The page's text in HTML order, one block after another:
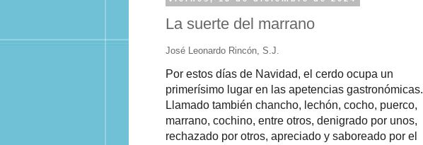
La suerte del marrano
José Leonardo Rincón, S.J.
Por estos días de Navidad, el cerdo ocupa un
primerísimo lugar en las apetencias gastronómicas.
Llamado también chancho, lechón, cocho, puerco,
marrano, cochino, entre otros, denigrado por unos,
rechazado por otros, apreciado y saboreado por el